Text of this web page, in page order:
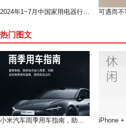
2024年1~7月中国家用电器行业运行形势分析（上）
热门图文
小米汽车雨季用车指南，助您在雨季安全出行